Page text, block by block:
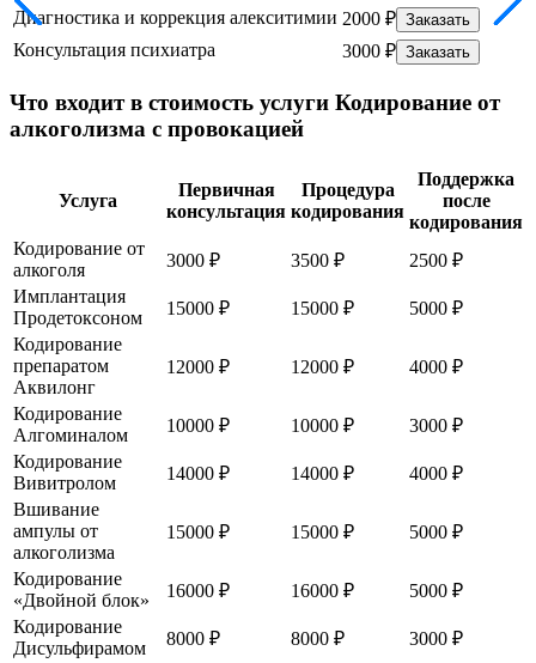
Диагностика и коррекция алекситимии 2000 ₽ Заказать
Консультация психиатра 3000 ₽ Заказать
Что входит в стоимость услуги Кодирование от
алкоголизма с провокацией
Услуга
Первичная
консультация
Процедура
кодирования
Поддержка
после
кодирования
Кодирование от
алкоголя
3000 ₽ 3500 ₽
2500 ₽
Имплантация
Продетоксоном
15000 ₽ 15000 ₽
5000 ₽
Кодирование
препаратом
Аквилонг
12000 ₽ 12000 ₽ 4000 ₽
Кодирование
Алгоминалом
10000 ₽ 10000 ₽
3000 ₽
Кодирование
Вивитролом
14000 ₽ 14000 ₽
4000 ₽
Вшивание
ампулы от
алкоголизма
15000 ₽ 15000 ₽ 5000 ₽
Кодирование
«Двойной блок»
16000 ₽ 16000 ₽
5000 ₽
Кодирование
Дисульфирамом
8000 ₽ 8000 ₽
3000 ₽